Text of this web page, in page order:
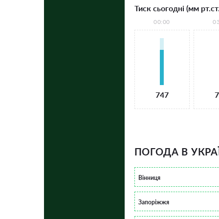
Тиск сьогодні (мм
00:00
747
ПОГОДА В
Вінниця
Запоріжжя